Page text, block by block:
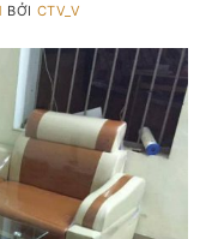
BỞI CTV_V